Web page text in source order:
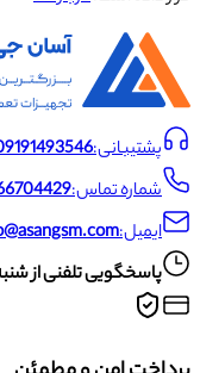
پشتیبانی:
شماره تماس:
ایمیل:
پاسخگویی تلفنی از شنبه تا